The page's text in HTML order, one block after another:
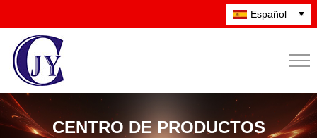
Español
CENTRO DE PRODUCTOS